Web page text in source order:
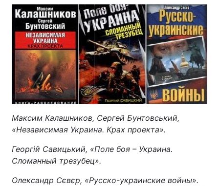
Максим Калашников, Сергей Бунтовський,
«Независимая Украина. Крах проекта».
Георгій Савицький, «Поле боя – Украина.
Сломанный трезубец».
Олександр Сєвєр, «Русско-украинские войны».